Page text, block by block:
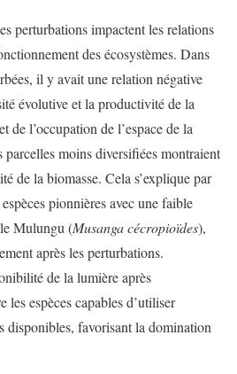
perturbations impactent les relations
des écosystèmes. Dans
il y avait une relation négative
évolutive et la productivité de la
de l’occupation de l’espace de la
moins diversifiées montraient
de la biomasse. Cela s’explique par
pionnières avec une faible
Mulungu (Musanga cécropioïdes),
après les perturbations.
de la lumière après
espèces capables d’utiliser
disponibles, favorisant la domination